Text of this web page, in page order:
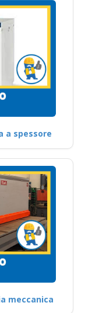
a spessore
meccanica